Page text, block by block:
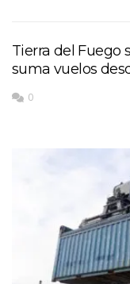
Tierra del Fuego
suma vuelos
0